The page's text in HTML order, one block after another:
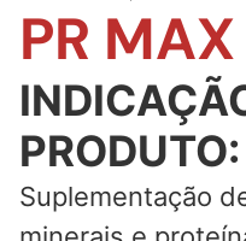
PR
PRODUTO:
Suplementação